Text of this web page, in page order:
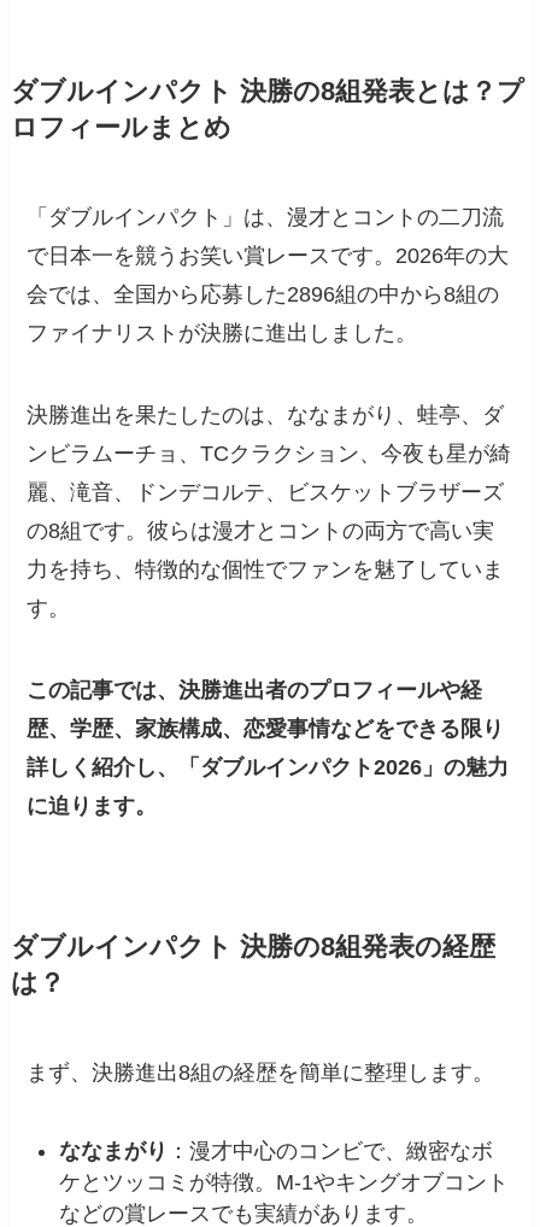
ダブルインパクト 決勝の8組発表とは？プ
ロフィールまとめ
「ダブルインパクト」は、漫才とコントの二刀流
で日本一を競うお笑い賞レースです。2026年の大
会では、全国から応募した2896組の中から8組の
ファイナリストが決勝に進出しました。
決勝進出を果たしたのは、ななまがり、蛙亭、ダ
ンビラムーチョ、TCクラクション、今夜も星が綺
麗、滝音、ドンデコルテ、ビスケットブラザーズ
の8組です。彼らは漫才とコントの両方で高い実
力を持ち、特徴的な個性でファンを魅了していま
す。
この記事では、決勝進出者のプロフィールや経
歴、学歴、家族構成、恋愛事情などをできる限り
詳しく紹介し、「ダブルインパクト2026」の魅力
に迫ります。
ダブルインパクト 決勝の8組発表の経歴
は？
まず、決勝進出8組の経歴を簡単に整理します。
ななまがり ：漫才中心のコンビで、緻密なボ
ケとツッコミが特徴。M-1やキングオブコント
などの賞レースでも実績があります。